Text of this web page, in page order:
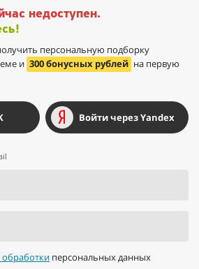
недоступен.
персональную подборку
и 300 бонусных рублей на первую
Войти через Yandex
обработки персональных данных